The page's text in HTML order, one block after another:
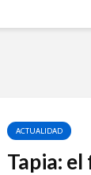
ACTUALIDAD
Tapia: